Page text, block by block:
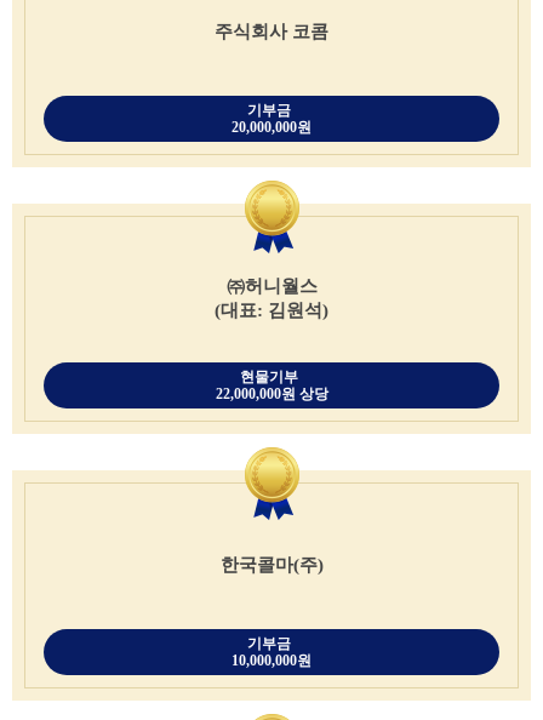
주식회사 코콤
기부금
20,000,000원
㈜허니월스
(대표: 김원석)
현물기부
22,000,000원 상당
한국콜마(주)
기부금
10,000,000원